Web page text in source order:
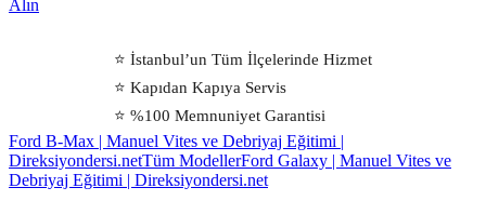
Alın
⭐ İstanbul’un Tüm İlçelerinde Hizmet
⭐ Kapıdan Kapıya Servis
⭐ %100 Memnuniyet Garantisi
Ford B-Max | Manuel Vites ve Debriyaj Eğitimi |
Direksiyondersi.netTüm ModellerFord Galaxy | Manuel Vites ve
Debriyaj Eğitimi | Direksiyondersi.net